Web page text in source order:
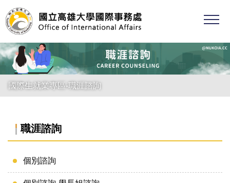
跳
到
主
要
內
容
區國際生就業專區-職涯諮詢
職涯諮詢
個別諮詢